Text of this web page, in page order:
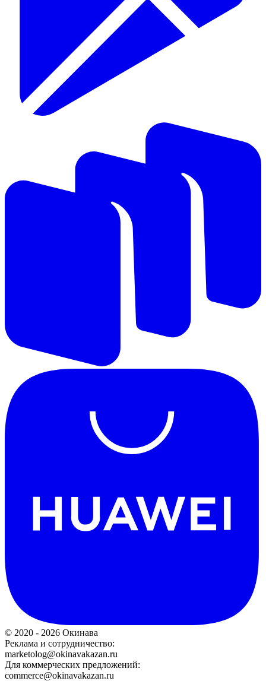
© 2020 - 2026 Окинава
Реклама и сотрудничество:
marketolog@okinavakazan.ru
Для коммерческих предложений:
commerce@okinavakazan.ru